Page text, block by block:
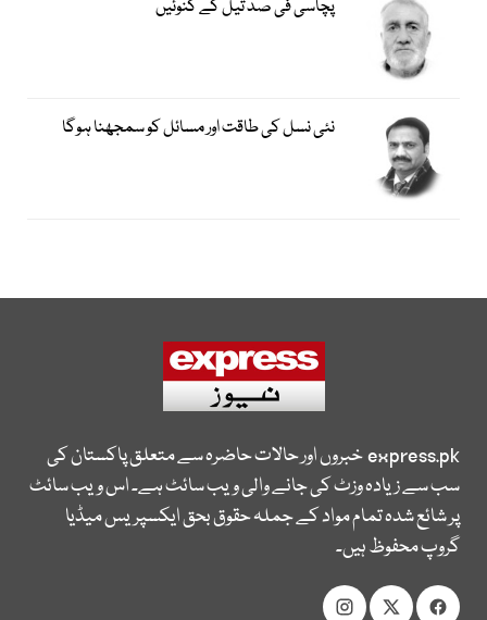
پچاسی فی صد تیل کے کنوئیں
نئی نسل کی طاقت اور مسائل کو سمجھنا ہوگا
express.pkخبروں اور حالات حاضرہ سے متعلق پاکستان کی
سب سے زیادہ وزٹ کی جانے والی ویب سائٹ ہے۔ اس ویب سائٹ
پر شائع شدہ تمام مواد کے جملہ حقوق بحق ایکسپریس میڈیا
گروپ محفوظ ہیں۔